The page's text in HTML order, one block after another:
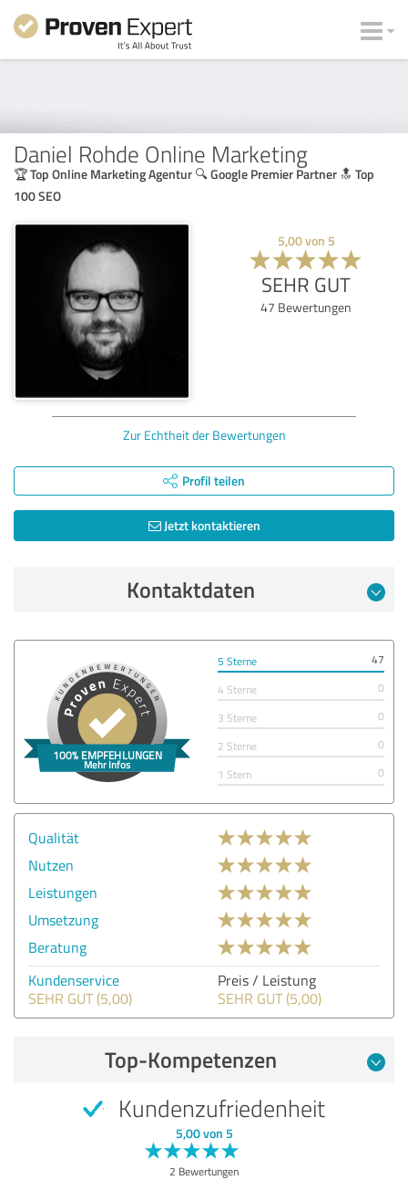
Daniel Rohde Online Marketing
🏆 Top Online Marketing Agentur 🔍 Google Premier Partner 🔝 Top
100 SEO
5,00von 5
SEHR GUT
47 Bewertungen
Zur Echtheit der Bewertungen
Profil teilen
Jetzt kontaktieren
Kontaktdaten
5 Sterne
47
4 Sterne
0
3 Sterne
0
2 Sterne
0
1 Stern
0
Qualität
Nutzen
Leistungen
Umsetzung
Beratung
Kundenservice
SEHR GUT (5,00)
Preis / Leistung
SEHR GUT (5,00)
Top-Kompetenzen
Kundenzufriedenheit
5,00 von 5
2 Bewertungen